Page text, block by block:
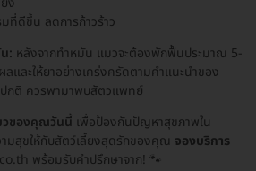
ที่ดีขึ้น ลดการก้าวร้าว
: หลังจากทำหมัน แมวจะต้องพักฟื้นประมาณ 5-
ละให้ยาอย่างเคร่งครัดตามคำแนะนำของ
กติ ควรพามาพบสัตวแพทย์
วของคุณวันนี้ เพื่อป้องกันปัญหาสุขภาพใน
มสุขให้กับสัตว์เลี้ยงสุดรักของคุณ จองบริการ
พร้อมรับคำปรึกษาจาก! 🐾